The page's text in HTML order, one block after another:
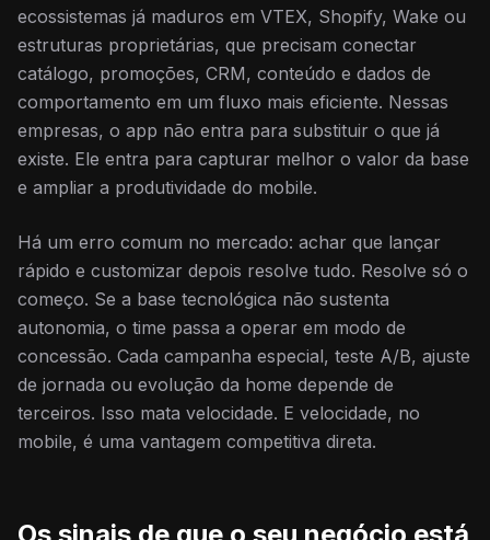
ecossistemas já maduros em VTEX, Shopify, Wake ou
estruturas proprietárias, que precisam conectar
catálogo, promoções, CRM, conteúdo e dados de
comportamento em um fluxo mais eficiente. Nessas
empresas, o app não entra para substituir o que já
existe. Ele entra para capturar melhor o valor da base
e ampliar a produtividade do mobile.
Há um erro comum no mercado: achar que lançar
rápido e customizar depois resolve tudo. Resolve só o
começo. Se a base tecnológica não sustenta
autonomia, o time passa a operar em modo de
concessão. Cada campanha especial, teste A/B, ajuste
de jornada ou evolução da home depende de
terceiros. Isso mata velocidade. E velocidade, no
mobile, é uma vantagem competitiva direta.